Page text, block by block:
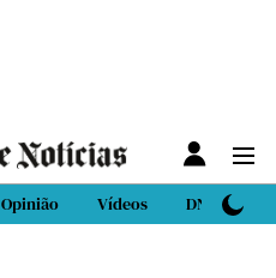
Opinião Vídeos DN Sport